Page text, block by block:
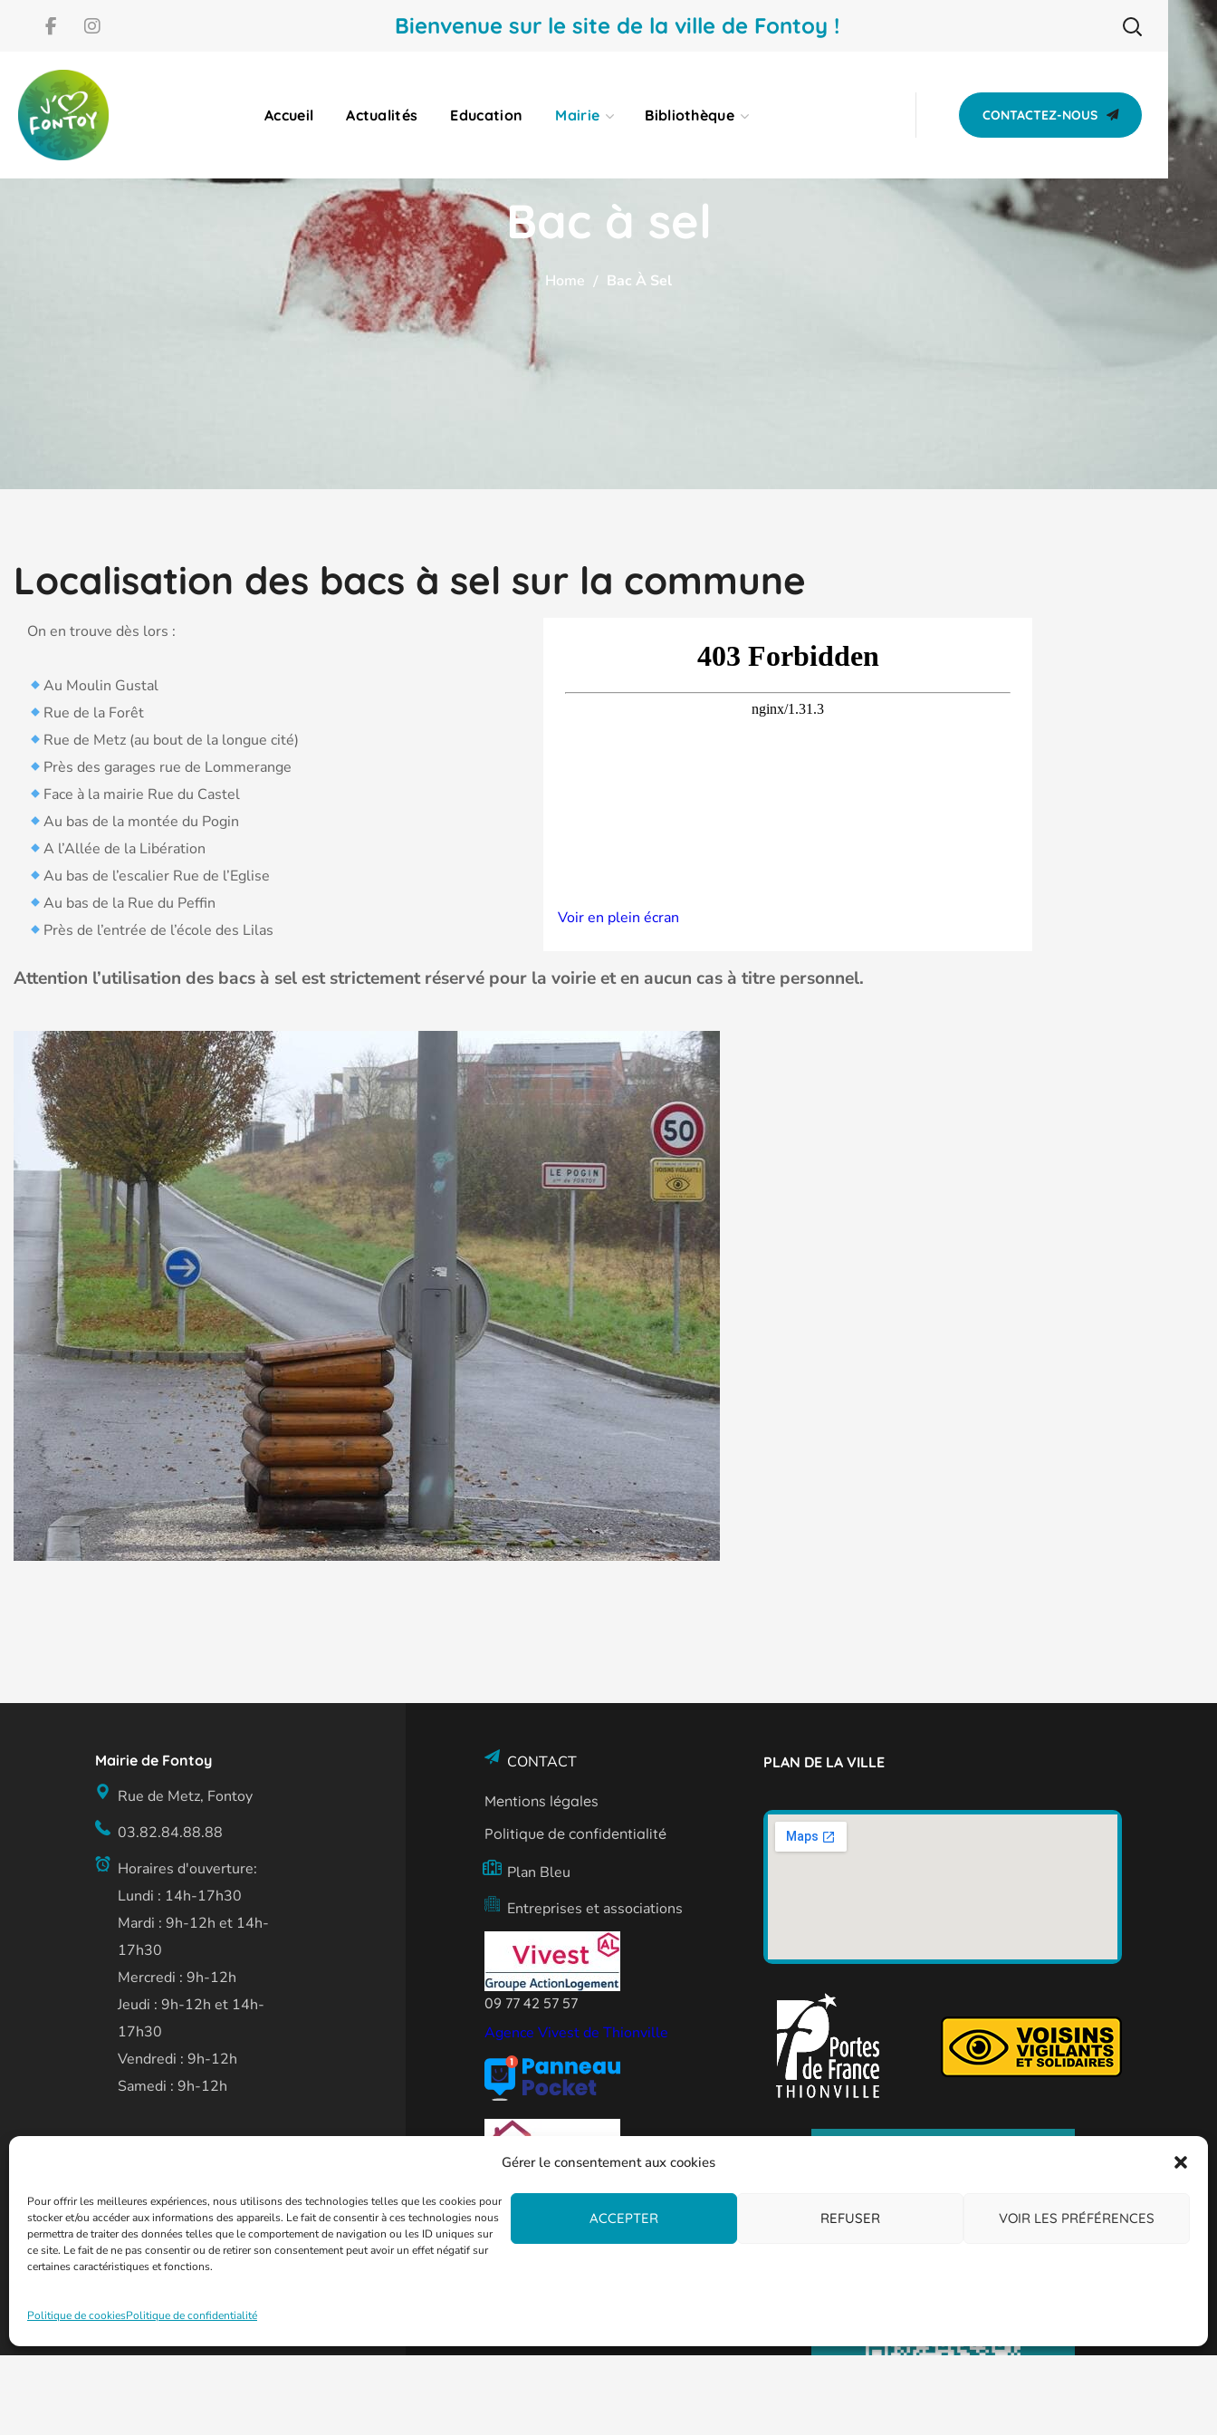
Gérer le consentement aux cookies
Pour offrir les meilleures expériences, nous utilisons des technologies telles que les cookies pour
stocker et/ou accéder aux informations des appareils. Le fait de consentir à ces technologies nous
permettra de traiter des données telles que le comportement de navigation ou les ID uniques sur
ce site. Le fait de ne pas consentir ou de retirer son consentement peut avoir un effet négatif sur
certaines caractéristiques et fonctions.
ACCEPTER REFUSER VOIR LES PRÉFÉRENCES
Politique de cookiesPolitique de confidentialité
Bienvenue sur le site de la ville de Fontoy !
Accueil Actualités Education Mairie Bibliothèque CONTACTEZ-NOUS
Bac à sel
Home Bac À Sel
Localisation des bacs à sel sur la commune
On en trouve dès lors :
Au Moulin Gustal
Rue de la Forêt
Rue de Metz (au bout de la longue cité)
Près des garages rue de Lommerange
Face à la mairie Rue du Castel
Au bas de la montée du Pogin
A l’Allée de la Libération
Au bas de l’escalier Rue de l’Eglise
Au bas de la Rue du Peffin
Près de l’entrée de l’école des Lilas
Voir en plein écran
Attention l’utilisation des bacs à sel est strictement réservé pour la voirie et en aucun cas à titre personnel.
Mairie de Fontoy
Rue de Metz, Fontoy
03.82.84.88.88
Horaires d'ouverture:
Lundi : 14h-17h30
Mardi : 9h-12h et 14h-
17h30
Mercredi : 9h-12h
Jeudi : 9h-12h et 14h-
17h30
Vendredi : 9h-12h
Samedi : 9h-12h
CONTACT
Mentions légales
Politique de confidentialité
Plan Bleu
Entreprises et associations
09 77 42 57 57
Agence Vivest de Thionville
PLAN DE LA VILLE